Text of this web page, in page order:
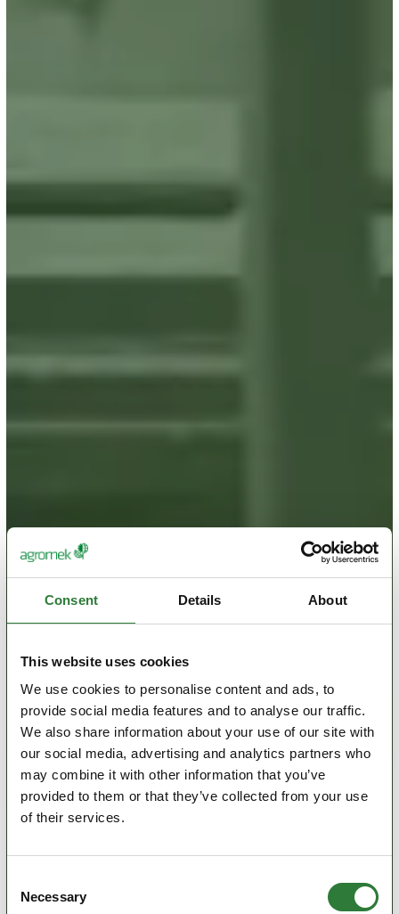
Consent Details About
This website uses cookies
We use cookies to personalise content and ads, to
provide social media features and to analyse our traffic.
We also share information about your use of our site with
our social media, advertising and analytics partners who
may combine it with other information that you’ve
provided to them or that they’ve collected from your use
of their services.
Selection
Necessary